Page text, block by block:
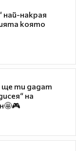
най-накрая
която
ще ти дадат
на